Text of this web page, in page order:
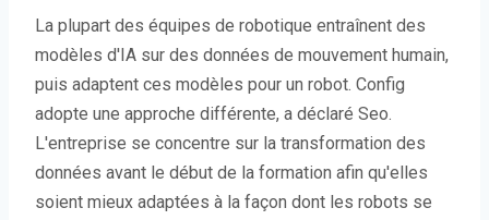
La plupart des équipes de robotique entraînent des
modèles d'IA sur des données de mouvement humain,
puis adaptent ces modèles pour un robot. Config
adopte une approche différente, a déclaré Seo.
L'entreprise se concentre sur la transformation des
données avant le début de la formation afin qu'elles
soient mieux adaptées à la façon dont les robots se